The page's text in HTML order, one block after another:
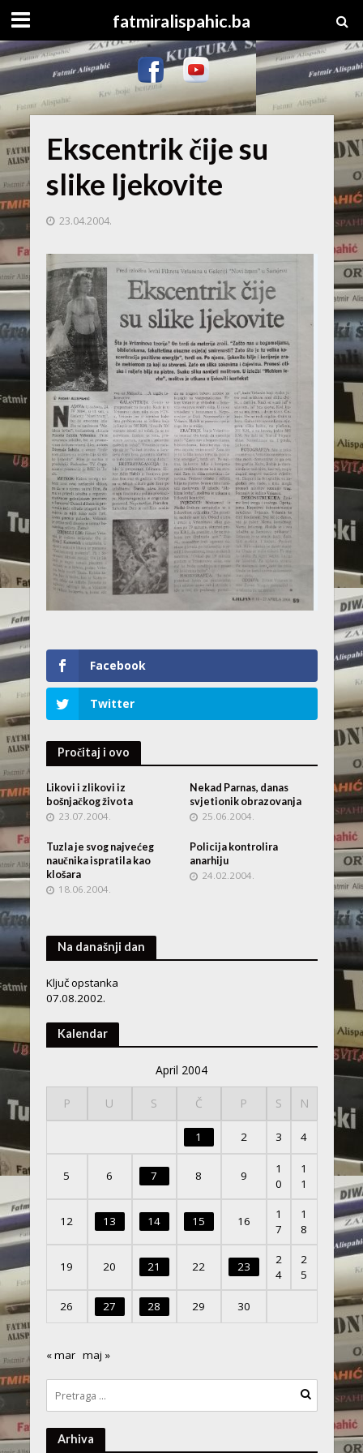
fatmiralispahic.ba
Ekscentrik čije su
slike ljekovite
23.04.2004.
Facebook
Twitter
Pročitaj i ovo
Likovi i zlikovi iz
bošnjačkog života
23.07.2004.
Nekad Parnas, danas
svjetionik obrazovanja
25.06.2004.
Tuzla je svog najvećeg
naučnika ispratila kao
klošara
18.06.2004.
Policija kontrolira
anarhiju
24.02.2004.
Na današnji dan
Ključ opstanka
07.08.2002.
Kalendar
April 2004
P U S Č P S N
1 2 3 4
5 6 7 8 9
1
0
1
1
12 13 14 15 16
1
7
1
8
19 20 21 22 23
2
4
2
5
26 27 28 29 30
« mar maj »
Arhiva